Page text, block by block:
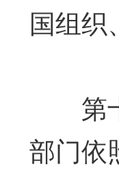
国组织
第十
部门依